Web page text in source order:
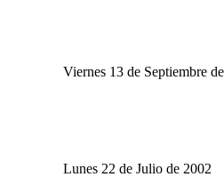
Viernes 13 de Septiembre
Lunes 22 de Julio de 2002